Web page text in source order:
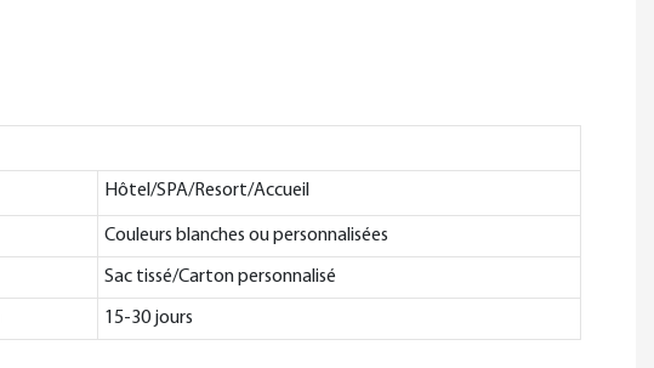
Hôtel/SPA/Resort/Accueil
Couleurs blanches ou personnalisées
Sac tissé/Carton personnalisé
15-30 jours